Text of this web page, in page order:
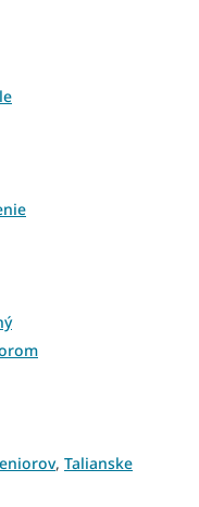
priestorom
priestorom
priestorom
priestorom
priestorom
priestorom
, Talianske